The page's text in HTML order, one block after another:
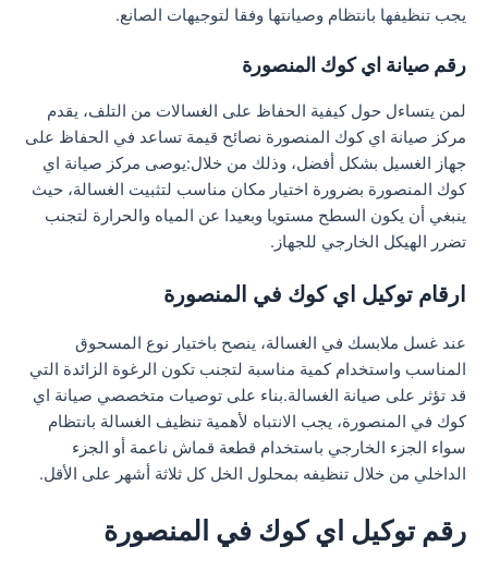
يجب تنظيفها بانتظام وصيانتها وفقا لتوجيهات الصانع.
رقم صيانة اي كوك المنصورة
لمن يتساءل حول كيفية الحفاظ على الغسالات من التلف، يقدم
مركز صيانة اي كوك المنصورة نصائح قيمة تساعد في الحفاظ على
جهاز الغسيل بشكل أفضل، وذلك من خلال:يوصى مركز صيانة اي
كوك المنصورة بضرورة اختيار مكان مناسب لتثبيت الغسالة، حيث
ينبغي أن يكون السطح مستويا وبعيدا عن المياه والحرارة لتجنب
تضرر الهيكل الخارجي للجهاز.
ارقام توكيل اي كوك في المنصورة
عند غسل ملابسك في الغسالة، ينصح باختيار نوع المسحوق
المناسب واستخدام كمية مناسبة لتجنب تكون الرغوة الزائدة التي
قد تؤثر على صيانة الغسالة.بناء على توصيات متخصصي صيانة اي
كوك في المنصورة، يجب الانتباه لأهمية تنظيف الغسالة بانتظام
سواء الجزء الخارجي باستخدام قطعة قماش ناعمة أو الجزء
الداخلي من خلال تنظيفه بمحلول الخل كل ثلاثة أشهر على الأقل.
رقم توكيل اي كوك في المنصورة